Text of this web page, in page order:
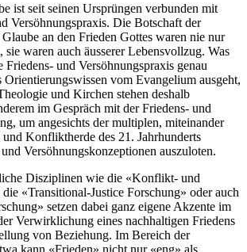
ist seit seinen Ursprüngen verbunden mit
Versöhnungspraxis. Die Botschaft der
an den Frieden Gottes waren nie nur
sie waren auch äusserer Lebensvollzug. Was
Friedens- und Versöhnungspraxis genau
Orientierungswissen vom Evangelium ausgeht,
und Kirchen stehen deshalb
im Gespräch mit der Friedens- und
um angesichts der multiplen, miteinander
Konfliktherde des 21. Jahrhunderts
Versöhnungskonzeptionen auszuloten.
Disziplinen wie die «Konflikt- und
«Transitional-Justice Forschung» oder auch
setzen dabei ganz eigene Akzente im
Verwirklichung eines nachhaltigen Friedens
von Beziehung. Im Bereich der
kann «Frieden» nicht nur «eng» als